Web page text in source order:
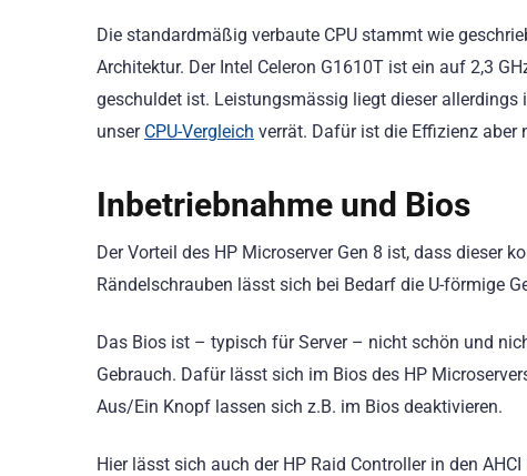
Die standardmäßig verbaute CPU stammt wie
Architektur. Der Intel Celeron G1610T ist ein auf 2,3
geschuldet ist. Leistungsmässig liegt dieser
unser CPU-Vergleich verrät. Dafür ist die Effizienz aber
Inbetriebnahme und Bios
Der Vorteil des HP Microserver Gen 8 ist, dass dieser
Rändelschrauben lässt sich bei Bedarf die U-förmige
Das Bios ist – typisch für Server – nicht schön und
Gebrauch. Dafür lässt sich im Bios des HP
Aus/Ein Knopf lassen sich z.B. im Bios deaktivieren.
Hier lässt sich auch der HP Raid Controller in den